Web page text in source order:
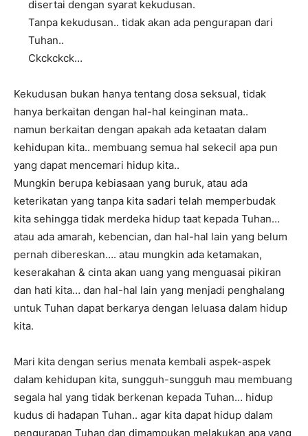
disertai dengan syarat kekudusan.
Tanpa kekudusan.. tidak akan ada pengurapan dari
Tuhan..
Ckckckck…
Kekudusan bukan hanya tentang dosa seksual, tidak
hanya berkaitan dengan hal-hal keinginan mata..
namun berkaitan dengan apakah ada ketaatan dalam
kehidupan kita.. membuang semua hal sekecil apa pun
yang dapat mencemari hidup kita..
Mungkin berupa kebiasaan yang buruk, atau ada
keterikatan yang tanpa kita sadari telah memperbudak
kita sehingga tidak merdeka hidup taat kepada Tuhan…
atau ada amarah, kebencian, dan hal-hal lain yang belum
pernah dibereskan…. atau mungkin ada ketamakan,
keserakahan & cinta akan uang yang menguasai pikiran
dan hati kita… dan hal-hal lain yang menjadi penghalang
untuk Tuhan dapat berkarya dengan leluasa dalam hidup
kita.
Mari kita dengan serius menata kembali aspek-aspek
dalam kehidupan kita, sungguh-sungguh mau membuang
segala hal yang tidak berkenan kepada Tuhan… hidup
kudus di hadapan Tuhan.. agar kita dapat hidup dalam
pengurapan Tuhan dan dimampukan melakukan apa yang